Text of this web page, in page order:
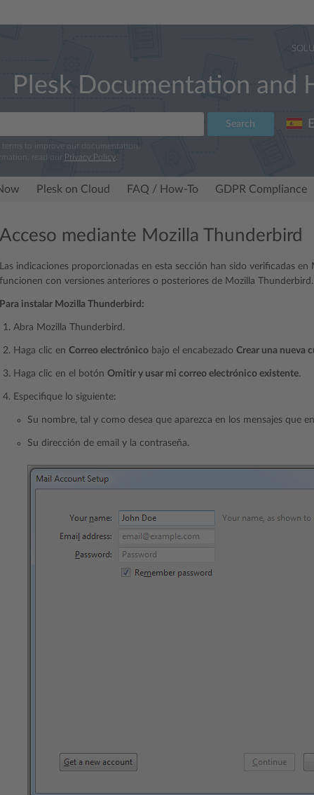
Plesk Documentation and
Search
terms to improve our documentation.
read our Privacy Policy.
Plesk on Cloud FAQ / How-To GDPR Compliance
Acceso mediante Mozilla Thunderbird
Las indicaciones proporcionadas en esta sección han sido verificadas
funcionen con versiones anteriores o posteriores de Mozilla Thunderbird.
Para instalar Mozilla Thunderbird:
Abra Mozilla Thunderbird.
Haga clic en Correo electrónico bajo el encabezado Crear una nueva
Haga clic en el botón Omitir y usar mi correo electrónico existente.
Especifique lo siguiente:
Su nombre, tal y como desea que aparezca en los mensajes que
Su dirección de email y la contraseña.